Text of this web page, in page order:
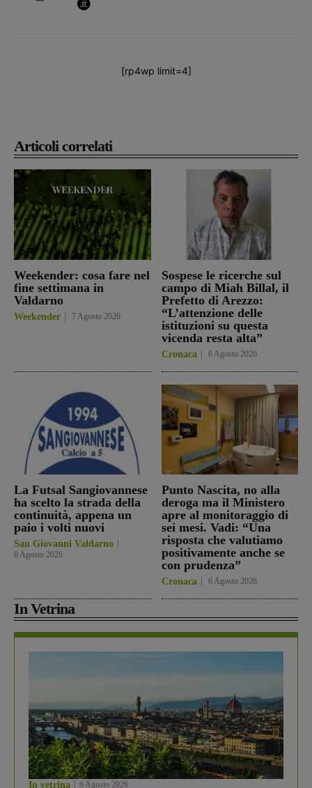
Articoli correlati
Weekender: cosa fare nel
fine settimana in
Valdarno
Weekender 7 Agosto 2026
Sospese le ricerche sul
campo di Miah Billal, il
Prefetto di Arezzo:
“L’attenzione delle
istituzioni su questa
vicenda resta alta”
Cronaca 6 Agosto 2026
La Futsal Sangiovannese
ha scelto la strada della
continuità, appena un
paio i volti nuovi
San Giovanni Valdarno
6 Agosto 2026
Punto Nascita, no alla
deroga ma il Ministero
apre al monitoraggio di
sei mesi. Vadi: “Una
risposta che valutiamo
positivamente anche se
con prudenza”
Cronaca 6 Agosto 2026
In Vetrina
In vetrina 6 Agosto 2026
[rp4wp limit=4]